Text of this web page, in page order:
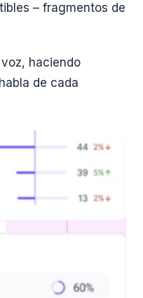
– fragmentos de
haciendo
de cada